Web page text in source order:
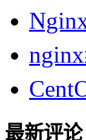
最新评论